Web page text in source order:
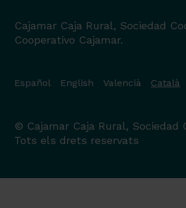
Cajamar Caja Rural, Sociedad
Cooperativo Cajamar.
Español English Valencià Català
© Cajamar Caja Rural, Sociedad
Tots els drets reservats